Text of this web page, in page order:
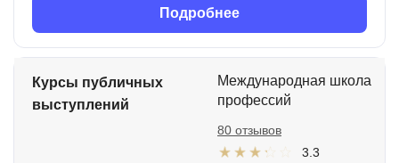
Подробнее
Курсы публичных
выступлений
Международная школа
профессий
3.3
80 отзывов